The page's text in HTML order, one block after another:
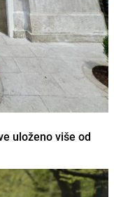
uloženo više od